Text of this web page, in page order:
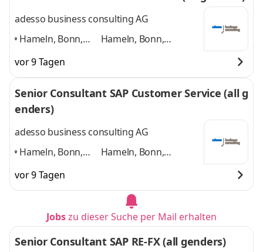
adesso business consulting AG
Hameln, Bonn,
Paderborn,
Düsseldorf,
Hameln, Bonn,
und 4 weitere
vor 9 Tagen
Senior Consultant SAP Customer Service (all g
enders)
adesso business consulting AG
Hameln, Bonn,
Paderborn,
Düsseldorf,
Hameln, Bonn,
und 4 weitere
vor 9 Tagen
Jobszu dieser Suche per Mail erhalten
Senior Consultant SAP RE-FX (all genders)